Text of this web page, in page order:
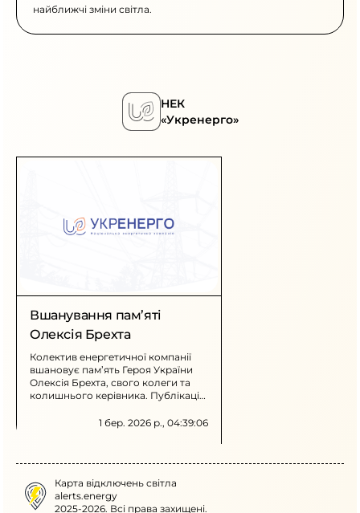
найближчі зміни світла.
НЕК
«Укренерго»
Вшанування пам’яті
Олексія Брехта
Колектив енергетичної компанії
вшановує пам’ять Героя України
Олексія Брехта, свого колеги та
колишнього керівника. Публікація
інтерв’ю, записане для1 бер. 2026 р., 04:39:06
Карта відключень світла
alerts.energy
2025-2026. Всі права захищені.